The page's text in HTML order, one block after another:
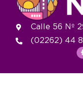
Calle 56 Nº
(02262) 44